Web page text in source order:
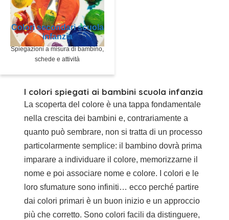
Colori secondari scuola
infanzia
Spiegazioni a misura di bambino,
schede e attività
I colori spiegati ai bambini scuola infanzia
La scoperta del colore è una tappa fondamentale
nella crescita dei bambini e, contrariamente a
quanto può sembrare, non si tratta di un processo
particolarmente semplice: il bambino dovrà prima
imparare a individuare il colore, memorizzarne il
nome e poi associare nome e colore. I colori e le
loro sfumature sono infiniti… ecco perché partire
dai colori primari è un buon inizio e un approccio
più che corretto. Sono colori facili da distinguere,